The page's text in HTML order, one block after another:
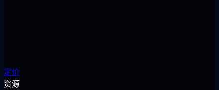
定价
资源